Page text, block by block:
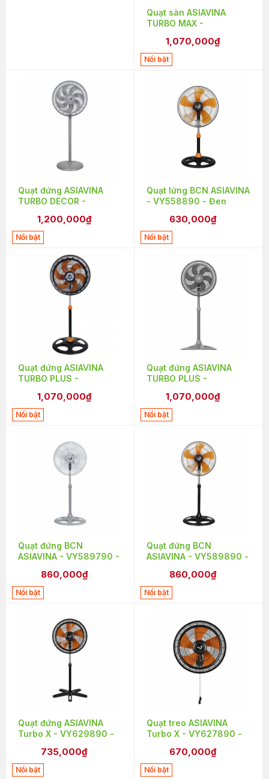
Quạt sàn ASIAVINA
TURBO MAX -
- Xám 100W
1,070,000₫
Nổi bật
Quạt đứng ASIAVINA
TURBO DECOR -
Xám 110W
1,200,000₫
Nổi bật
Quạt lửng BCN ASIAVINA
- VY558890 - Đen
630,000₫
Nổi bật
Quạt đứng ASIAVINA
TURBO PLUS -
- Đen1,070,000₫
Nổi bật
Quạt đứng ASIAVINA
TURBO PLUS -
1,070,000₫
Nổi bật
Quạt đứng BCN
ASIAVINA - VY589790 -
860,000₫
Nổi bật
Quạt đứng BCN
ASIAVINA - VY589890 -
860,000₫
Nổi bật
Quạt đứng ASIAVINA
Turbo X - VY629890 -
735,000₫
Nổi bật
Quạt treo ASIAVINA
Turbo X - VY627890 -
670,000₫
Nổi bật